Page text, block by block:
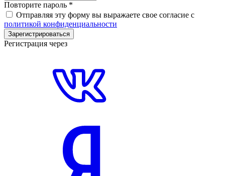
Повторите пароль *
Отправляя эту форму вы выражаете свое согласие с
политикой конфиденциальности
Зарегистрироваться
Регистрация через